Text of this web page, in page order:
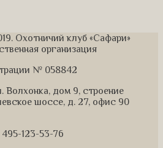
Охотничий клуб «Сафари»
организация
№ 058842
Волхонка, дом 9, строение
шоссе, д. 27, офис 90
123-53-76